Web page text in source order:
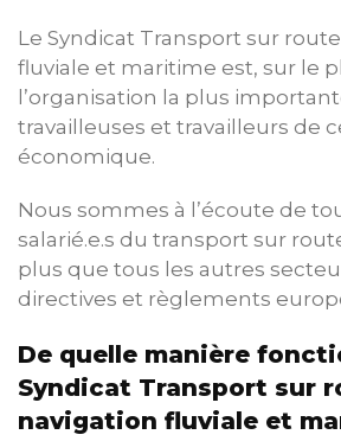
Le Syndicat Transport sur
fluviale et maritime est, sur le
l’organisation la plus
travailleuses et travailleurs de
économique.
Nous sommes à l’écoute de
salarié.e.s du transport sur
plus que tous les autres
directives et règlements
De quelle manière
Syndicat Transport sur
navigation fluviale et